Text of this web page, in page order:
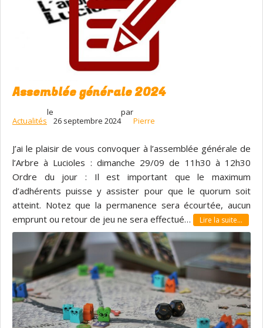
Assemblée générale 2024
Actualités
le
26 septembre 2024
par
Pierre
J’ai le plaisir de vous convoquer à l’assemblée générale de
l’Arbre à Lucioles : dimanche 29/09 de 11h30 à 12h30
Ordre du jour : Il est important que le maximum
d’adhérents puisse y assister pour que le quorum soit
atteint. Notez que la permanence sera écourtée, aucun
emprunt ou retour de jeu ne sera effectué…
Lire la suite…